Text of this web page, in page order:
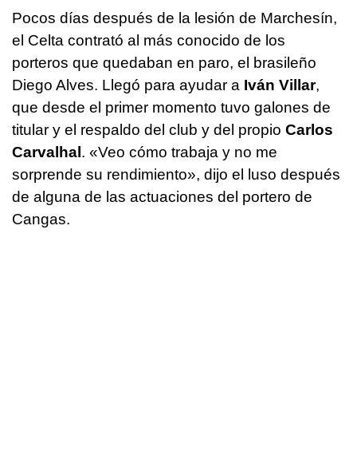
Pocos días después de la lesión de Marchesín,
el Celta contrató al más conocido de los
porteros que quedaban en paro, el brasileño
Diego Alves. Llegó para ayudar a Iván Villar,
que desde el primer momento tuvo galones de
titular y el respaldo del club y del propio Carlos
Carvalhal. «Veo cómo trabaja y no me
sorprende su rendimiento», dijo el luso después
de alguna de las actuaciones del portero de
Cangas.